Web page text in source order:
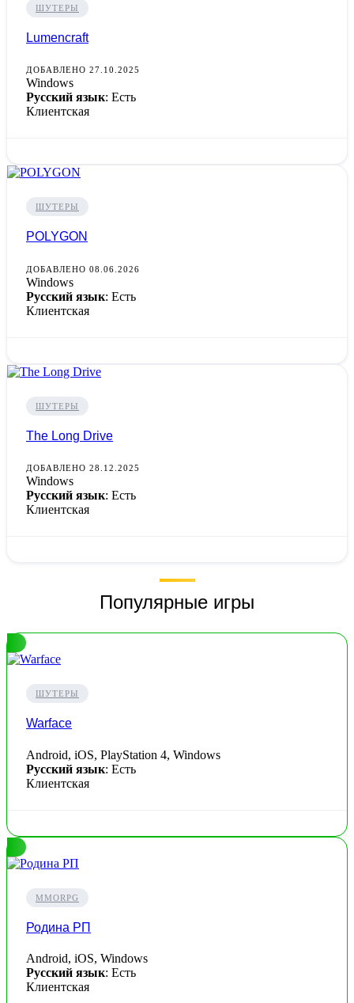
ШУТЕРЫ
Lumencraft
ДОБАВЛЕНО 27.10.2025
Windows
Русский язык: Есть
Клиентская
ШУТЕРЫ
POLYGON
ДОБАВЛЕНО 08.06.2026
Windows
Русский язык: Есть
Клиентская
ШУТЕРЫ
The Long Drive
ДОБАВЛЕНО 28.12.2025
Windows
Русский язык: Есть
Клиентская
Популярные игры
ШУТЕРЫ
Warface
Android, iOS, PlayStation 4, Windows
Русский язык: Есть
Клиентская
MMORPG
Родина РП
Android, iOS, Windows
Русский язык: Есть
Клиентская